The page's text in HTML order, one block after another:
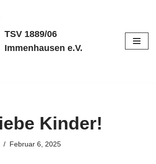
TSV 1889/06
Immenhausen e.V.
Kinder!
Februar 6, 2025